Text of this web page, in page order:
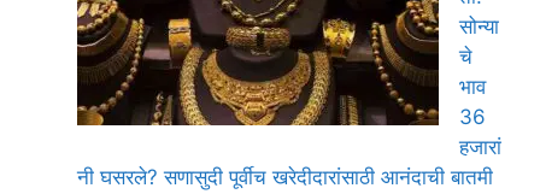
सोन्या
चे
भाव
36
हजारां
नी घसरले? सणासुदी पूर्वीच खरेदीदारांसाठी आनंदाची बातमी